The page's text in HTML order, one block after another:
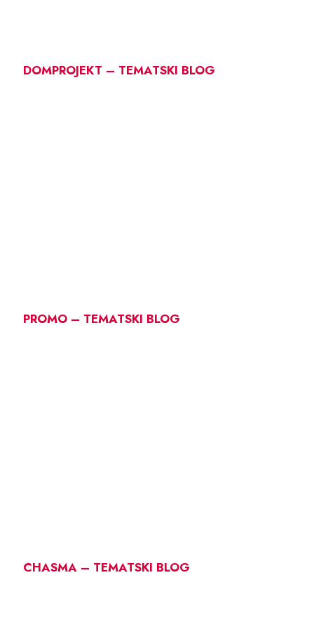
DOMPROJEKT – TEMATSKI BLOG
PROMO – TEMATSKI BLOG
CHASMA – TEMATSKI BLOG